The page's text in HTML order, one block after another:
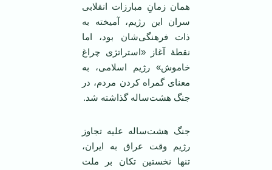
همان زمانِ مبارزات انقلابی‌
سران این رژیم، آمیخته به
ذات فرهنگی‌شان بود، اما
نقطۀ آغاز «استراتژی چراغ
خاموش» رژیم اسلامی، به
معنای گمراه کردن مردم، در
جنگ هشت‌ساله گذاشته شد.
جنگ هشت‌ساله علیه تجاوز
رژیم وقت عراق به ایران،
تنها نخستین تکان بر ملت